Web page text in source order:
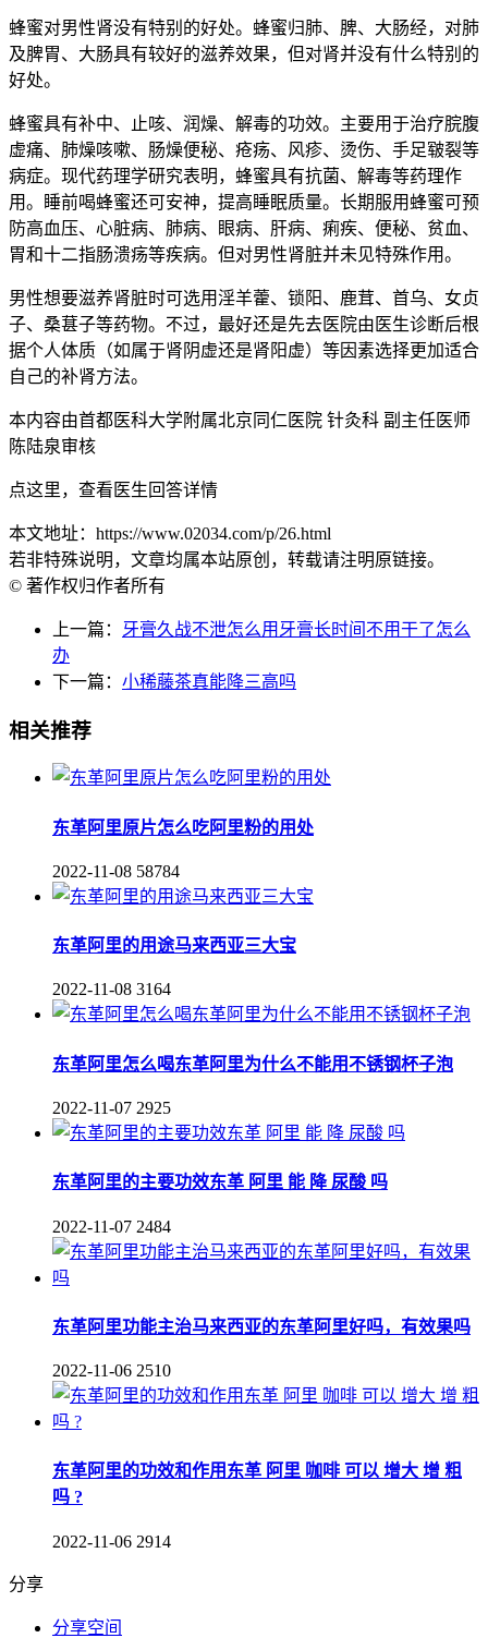
蜂蜜对男性肾没有特别的好处。蜂蜜归肺、脾、大肠经，对肺
及脾胃、大肠具有较好的滋养效果，但对肾并没有什么特别的
好处。
蜂蜜具有补中、止咳、润燥、解毒的功效。主要用于治疗脘腹
虚痛、肺燥咳嗽、肠燥便秘、疮疡、风疹、烫伤、手足皲裂等
病症。现代药理学研究表明，蜂蜜具有抗菌、解毒等药理作
用。睡前喝蜂蜜还可安神，提高睡眠质量。长期服用蜂蜜可预
防高血压、心脏病、肺病、眼病、肝病、痢疾、便秘、贫血、
胃和十二指肠溃疡等疾病。但对男性肾脏并未见特殊作用。
男性想要滋养肾脏时可选用淫羊藿、锁阳、鹿茸、首乌、女贞
子、桑葚子等药物。不过，最好还是先去医院由医生诊断后根
据个人体质（如属于肾阴虚还是肾阳虚）等因素选择更加适合
自己的补肾方法。
本内容由首都医科大学附属北京同仁医院 针灸科 副主任医师
陈陆泉审核
点这里，查看医生回答详情
本文地址：https://www.02034.com/p/26.html
若非特殊说明，文章均属本站原创，转载请注明原链接。
© 著作权归作者所有
上一篇：
牙膏久战不泄怎么用牙膏长时间不用干了怎么
办
下一篇： 小稀藤茶真能降三高吗
相关推荐
东革阿里原片怎么吃阿里粉的用处
2022-11-08 58784
东革阿里的用途马来西亚三大宝
2022-11-08 3164
东革阿里怎么喝东革阿里为什么不能用不锈钢杯子泡
2022-11-07 2925
东革阿里的主要功效东革 阿里 能 降 尿酸 吗
2022-11-07 2484
东革阿里功能主治马来西亚的东革阿里好吗，有效果吗
2022-11-06 2510
东革阿里的功效和作用东革 阿里 咖啡 可以 增大 增 粗
吗 ?
2022-11-06 2914
分享
分享空间